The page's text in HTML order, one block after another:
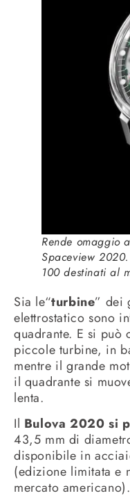
Rende omaggio
Spaceview
100 destinati al
Sia le“turbine” dei
elettrostatico sono
quadrante. E si può
piccole turbine, in
mentre il grande
il quadrante si
lenta.
Il Bulova 2020 si
43,5 mm di
disponibile in
(edizione limitata e
mercato americano).